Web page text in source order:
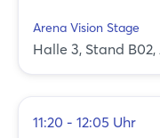
Arena Vision Stage
Halle 3, Stand
11:20 - 12:05 Uhr